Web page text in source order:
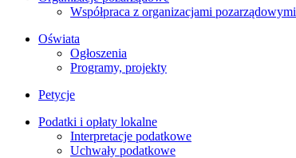
Współpraca z organizacjami pozarządowymi
Oświata
Ogłoszenia
Programy, projekty
Petycje
Podatki i opłaty lokalne
Interpretacje podatkowe
Uchwały podatkowe